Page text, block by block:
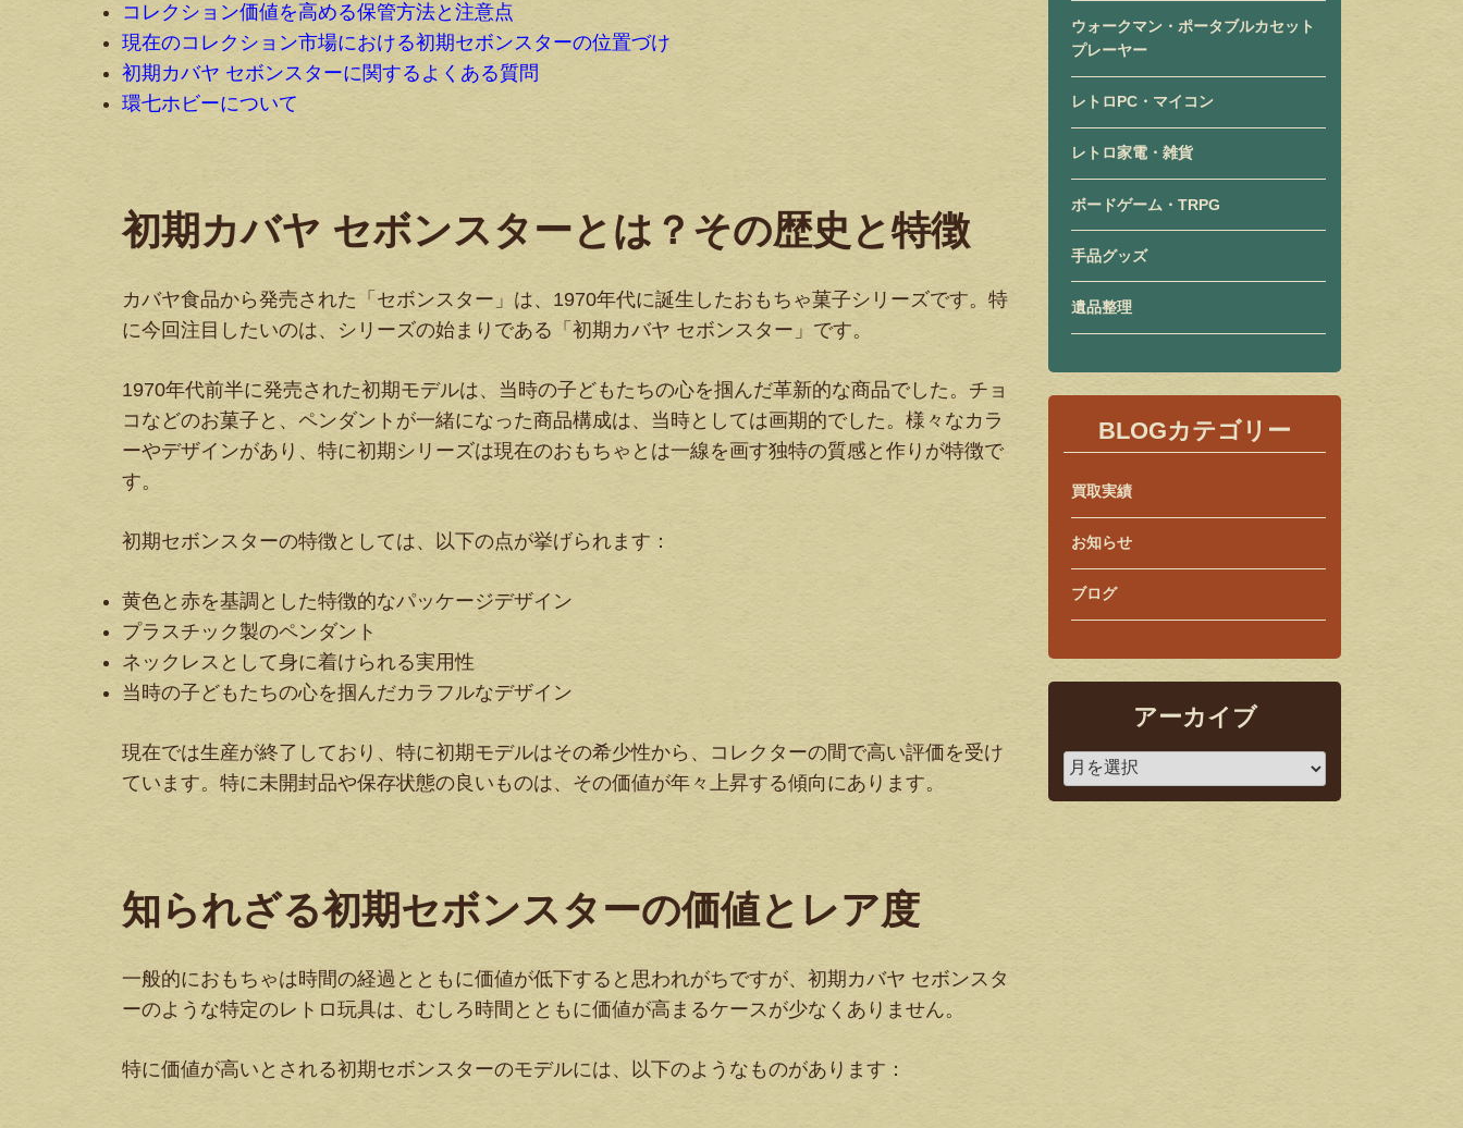
コレクション価値を高める保管方法と注意点
現在のコレクション市場における初期セボンスターの位置づけ
初期カバヤ セボンスターに関するよくある質問
環七ホビーについて
初期カバヤ セボンスターとは？その歴史と特徴
カバヤ食品から発売された「セボンスター」は、1970年代に誕生したおもちゃ菓子シリーズです。特
に今回注目したいのは、シリーズの始まりである「初期カバヤ セボンスター」です。
1970年代前半に発売された初期モデルは、当時の子どもたちの心を掴んだ革新的な商品でした。チョ
コなどのお菓子と、ペンダントが一緒になった商品構成は、当時としては画期的でした。様々なカラ
ーやデザインがあり、特に初期シリーズは現在のおもちゃとは一線を画す独特の質感と作りが特徴で
す。
初期セボンスターの特徴としては、以下の点が挙げられます：
黄色と赤を基調とした特徴的なパッケージデザイン
プラスチック製のペンダント
ネックレスとして身に着けられる実用性
当時の子どもたちの心を掴んだカラフルなデザイン
現在では生産が終了しており、特に初期モデルはその希少性から、コレクターの間で高い評価を受け
ています。特に未開封品や保存状態の良いものは、その価値が年々上昇する傾向にあります。
知られざる初期セボンスターの価値とレア度
一般的におもちゃは時間の経過とともに価値が低下すると思われがちですが、初期カバヤ セボンスタ
ーのような特定のレトロ玩具は、むしろ時間とともに価値が高まるケースが少なくありません。
特に価値が高いとされる初期セボンスターのモデルには、以下のようなものがあります：
ウォークマン・ポータブルカセット
プレーヤー
レトロPC・マイコン
レトロ家電・雑貨
ボードゲーム・TRPG
手品グッズ
遺品整理
BLOGカテゴリー
買取実績
お知らせ
ブログ
アーカイブ